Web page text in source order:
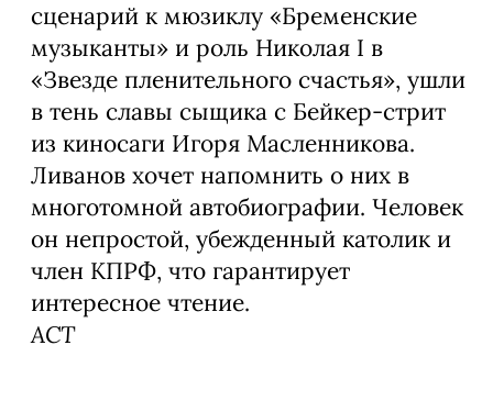
сценарий к мюзиклу «Бременские
музыканты» и роль Николая I в
«Звезде пленительного счастья», ушли
в тень славы сыщика с Бейкер-стрит
из киносаги Игоря Масленникова.
Ливанов хочет напомнить о них в
многотомной автобиографии. Человек
он непростой, убежденный католик и
член КПРФ, что гарантирует
интересное чтение.
АСТ